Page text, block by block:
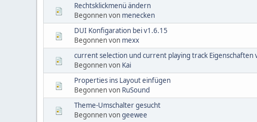
Rechtsklickmenü ändern
Begonnen von menecken
DUI Konfigaration bei v1.6.15
Begonnen von mexx
current selection und current playing track Eigenschaften
Begonnen von Kai
Properties ins Layout einfügen
Begonnen von RuSound
Theme-Umschalter gesucht
Begonnen vongeewee